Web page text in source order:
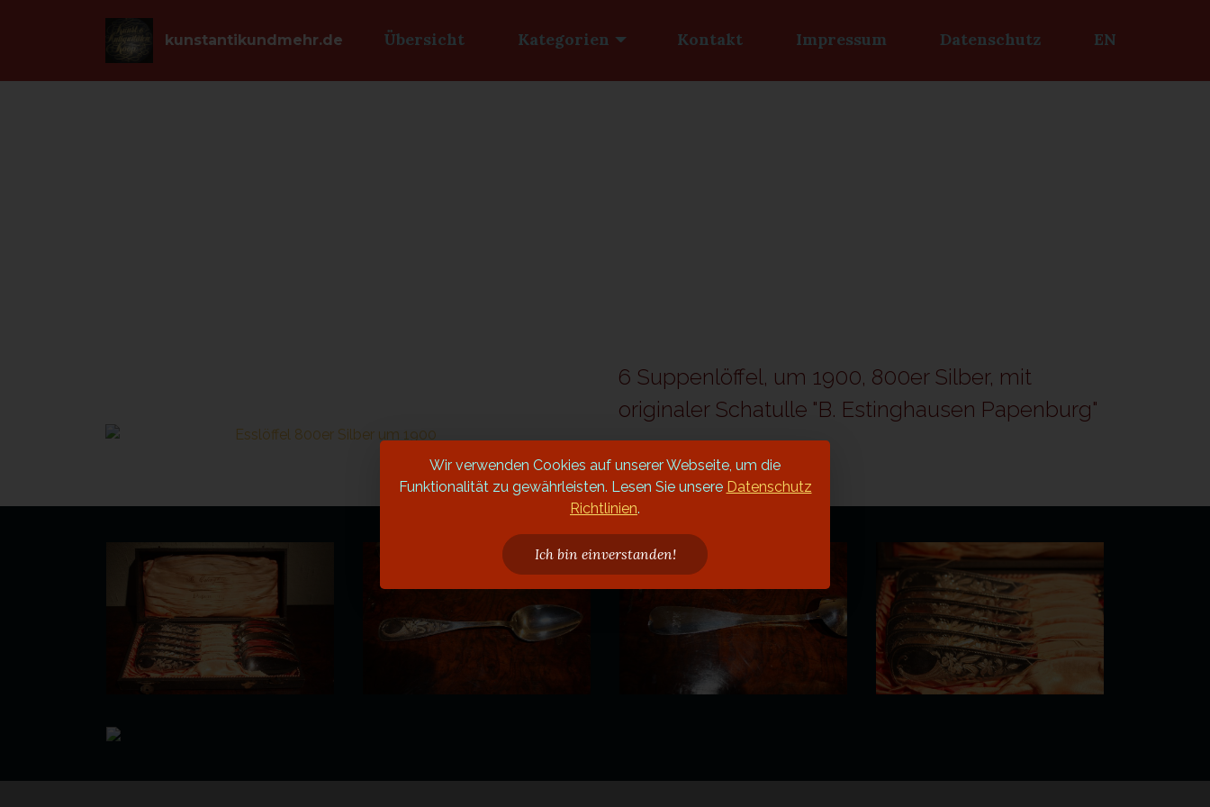
kunstantikundmehr.de Übersicht Kategorien Kontakt Impressum Datenschutz EN
6 Suppenlöffel, um 1900, 800er Silber, mit
originaler Schatulle "B. Estinghausen Papenburg"
Preis anfragen
Wir verwenden Cookies auf unserer Webseite, um die
Funktionalität zu gewährleisten. Lesen Sie unsere Datenschutz
Richtlinien.
Ich bin einverstanden!